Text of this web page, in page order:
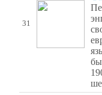
31